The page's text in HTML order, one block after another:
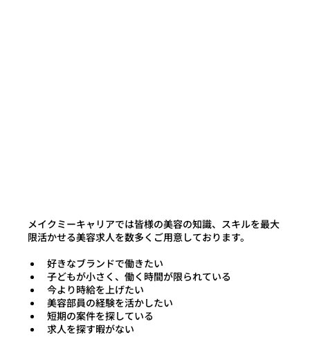
メイクミーキャリアでは皆様の美容の知識、スキルを最大
限活かせる美容求人を数多くご用意しております。
好きなブランドで働きたい
子どもが小さく、働く時間が限られている
今より時給を上げたい
美容部員の経験を活かしたい
短期の案件を探している
求人を探す暇がない